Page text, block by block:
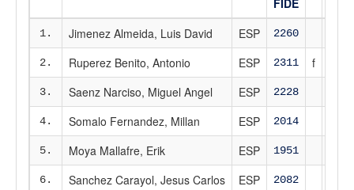
FIDE
1. Jimenez Almeida, Luis David ESP 2260
2. Ruperez Benito, Antonio ESP 2311 f
3. Saenz Narciso, Miguel Angel ESP 2228
4. Somalo Fernandez, Millan ESP 2014
5. Moya Mallafre, Erik ESP 1951
6. Sanchez Carayol, Jesus Carlos ESP 2082